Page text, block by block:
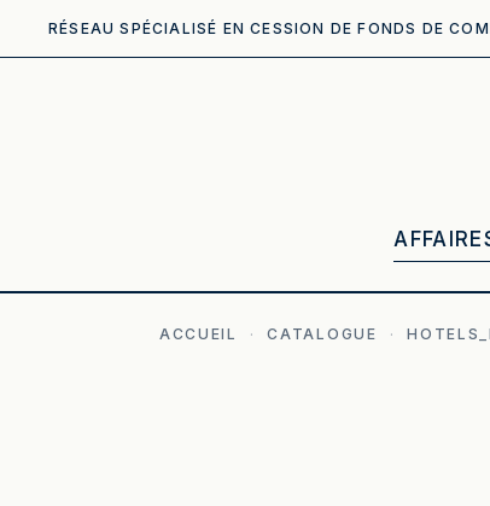
RÉSEAU SPÉCIALISÉ EN CESSION DE FONDS DE
ACCUEIL · CATALOGUE ·